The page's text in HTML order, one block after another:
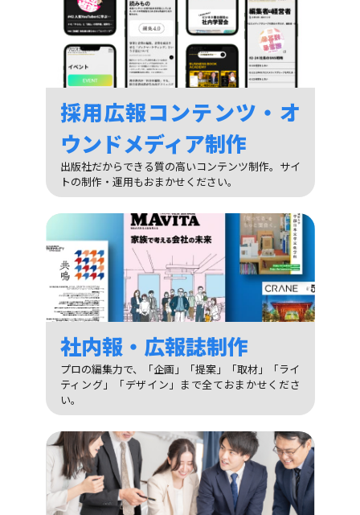
採用広報コンテンツ・オ
ウンドメディア制作
出版社だからできる質の高いコンテンツ制作。サイ
トの制作・運用もおまかせください。
社内報・広報誌制作
プロの編集力で、「企画」「提案」「取材」「ライ
ティング」「デザイン」まで全ておまかせくださ
い。